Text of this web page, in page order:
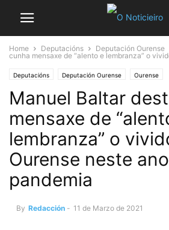
Home Deputacións Deputación Ourense
cunha mensaxe de “alento e lembranza” o
Deputacións Deputación Ourense Ourense
Manuel Baltar
mensaxe de
lembranza” o
Ourense neste
pandemia
By Redacción - 11 de Marzo de 2021